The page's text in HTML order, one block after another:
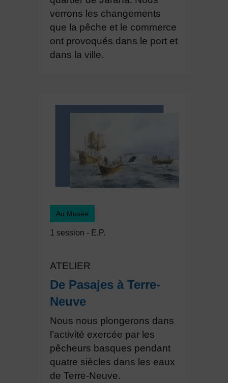
verrons les changements
que la pêche et le commerce
ont provoqués dans le port et
dans la ville.
Au Musée
1 session - E.P.
ATELIER
De Pasajes à Terre-
Neuve
Nous nous plongerons dans
l’activité exercée par les
pêcheurs basques pendant
quatre siècles dans les eaux
de Terre-Neuve.